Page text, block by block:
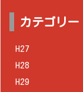
カテゴリー
H27
H28
H29